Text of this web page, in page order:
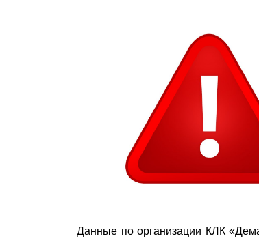
Данные по организации КЛК